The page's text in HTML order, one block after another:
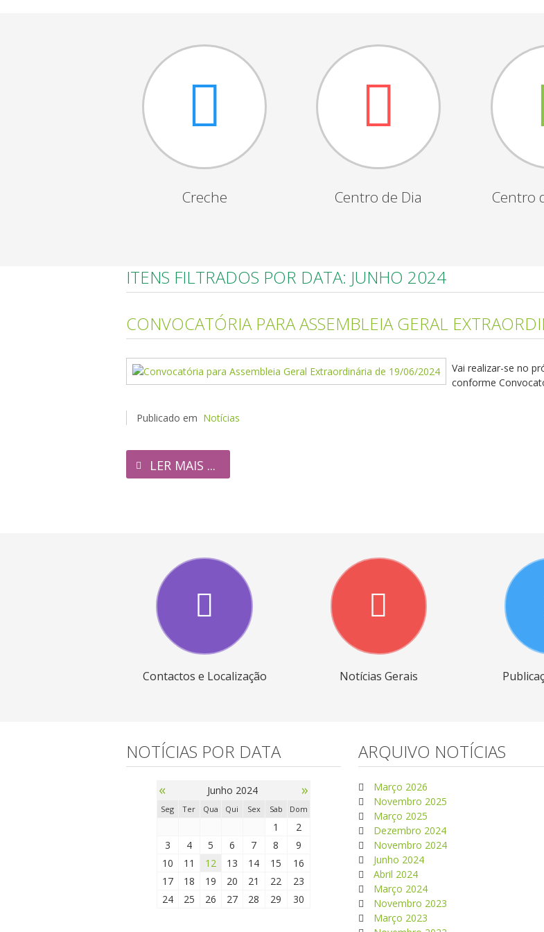
Creche Centro de Dia Centro
ITENS FILTRADOS POR DATA: JUNHO 2024
CONVOCATÓRIA PARA ASSEMBLEIA GERAL
Vai realizar-se no
conforme
Publicado em Notícias
LER MAIS ...
Contactos e Localização Notícias Gerais
NOTÍCIAS POR DATA
« Junho 2024 »
Seg Ter Qua Qui Sex Sab Dom
1
2
3
4 5 6 7 8
9
10
11 12 13 14 15
16
17
18 19 20 21 22
23
24
25 26 27 28 29 30
ARQUIVO NOTÍCIAS
Março 2026
Novembro 2025
Março 2025
Dezembro 2024
Novembro 2024
Junho 2024
Abril 2024
Março 2024
Novembro 2023
Março 2023